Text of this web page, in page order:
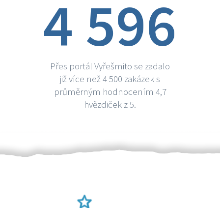
4 596
Přes portál Vyřešmito se zadalo
již více než 4 500 zakázek s
průměrným hodnocením 4,7
hvězdiček z 5.